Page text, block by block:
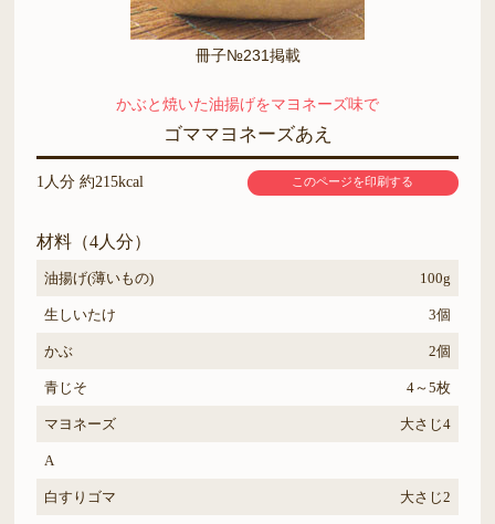
冊子№231掲載
かぶと焼いた油揚げをマヨネーズ味で
ゴママヨネーズあえ
1人分 約215kcal このページを印刷する
材料（4人分）
油揚げ(薄いもの) 100g
生しいたけ 3個
かぶ 2個
青じそ 4～5枚
マヨネーズ 大さじ4
A
白すりゴマ 大さじ2